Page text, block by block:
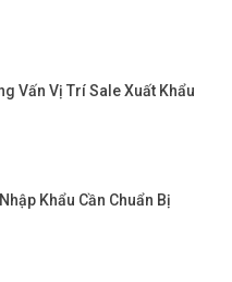
Vấn Vị Trí Sale Xuất Khẩu
Khẩu Cần Chuẩn Bị